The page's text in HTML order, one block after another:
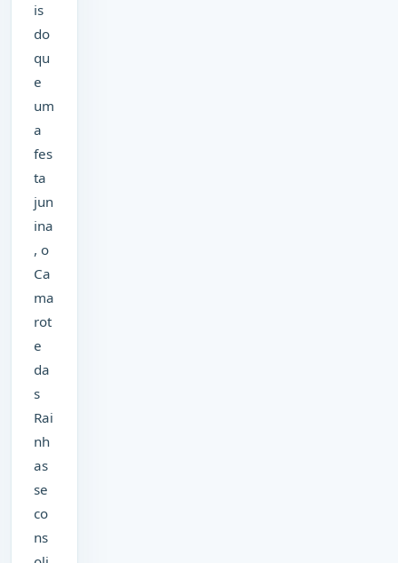
is
do
qu
e
um
a
fes
ta
jun
ina
, o
Ca
ma
rot
e
da
s
Rai
nh
as
se
co
ns